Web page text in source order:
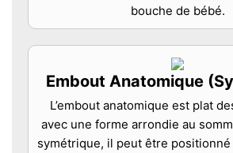
bouche de bébé.
Embout Anatomique
L’embout anatomique est plat
avec une forme arrondie au
symétrique, il peut être positionné